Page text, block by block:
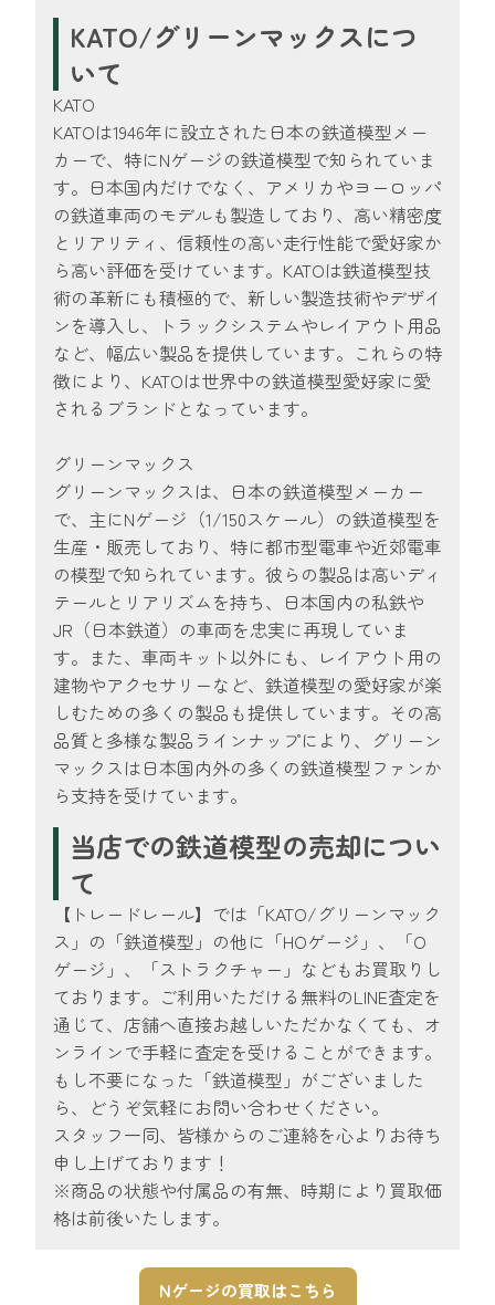
KATO/グリーンマックスにつ
いて
KATO
KATOは1946年に設立された日本の鉄道模型メー
カーで、特にNゲージの鉄道模型で知られていま
す。日本国内だけでなく、アメリカやヨーロッパ
の鉄道車両のモデルも製造しており、高い精密度
とリアリティ、信頼性の高い走行性能で愛好家か
ら高い評価を受けています。KATOは鉄道模型技
術の革新にも積極的で、新しい製造技術やデザイ
ンを導入し、トラックシステムやレイアウト用品
など、幅広い製品を提供しています。これらの特
徴により、KATOは世界中の鉄道模型愛好家に愛
されるブランドとなっています。
グリーンマックス
グリーンマックスは、日本の鉄道模型メーカー
で、主にNゲージ（1/150スケール）の鉄道模型を
生産・販売しており、特に都市型電車や近郊電車
の模型で知られています。彼らの製品は高いディ
テールとリアリズムを持ち、日本国内の私鉄や
JR（日本鉄道）の車両を忠実に再現していま
す。また、車両キット以外にも、レイアウト用の
建物やアクセサリーなど、鉄道模型の愛好家が楽
しむための多くの製品も提供しています。その高
品質と多様な製品ラインナップにより、グリーン
マックスは日本国内外の多くの鉄道模型ファンか
ら支持を受けています。
当店での鉄道模型の売却につい
て
【トレードレール】では「KATO/グリーンマック
ス」の「鉄道模型」の他に「HOゲージ」、「O
ゲージ」、「ストラクチャー」などもお買取りし
ております。ご利用いただける無料のLINE査定を
通じて、店舗へ直接お越しいただかなくても、オ
ンラインで手軽に査定を受けることができます。
もし不要になった「鉄道模型」がございました
ら、どうぞ気軽にお問い合わせください。
スタッフ一同、皆様からのご連絡を心よりお待ち
申し上げております！
※商品の状態や付属品の有無、時期により買取価
格は前後いたします。
Nゲージの買取はこちら